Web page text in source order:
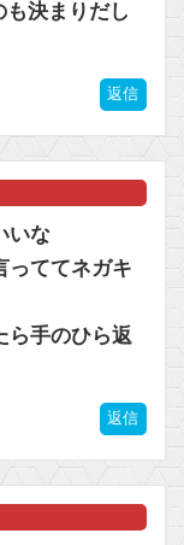
も決まりだし
返信
いな
っててネガキ
ら手のひら返
返信